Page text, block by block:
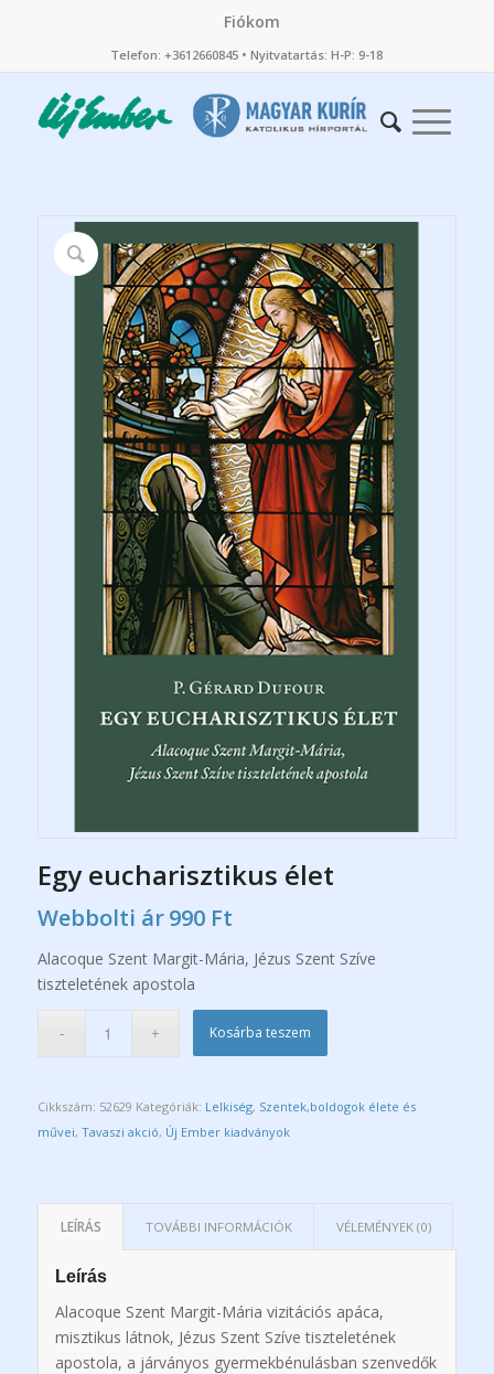
Fiókom
Telefon: +3612660845 • Nyitvatartás: H-P: 9-18
Egy eucharisztikus élet
Webbolti ár 990 Ft
Alacoque Szent Margit-Mária, Jézus Szent Szíve
tiszteletének apostola
Kosárba teszem
Cikkszám: 52629 Kategóriák: Lelkiség, Szentek,boldogok élete és
művei, Tavaszi akció, Új Ember kiadványok
LEÍRÁS TOVÁBBI INFORMÁCIÓK VÉLEMÉNYEK (0)
Leírás
Alacoque Szent Margit-Mária vizitációs apáca,
misztikus látnok, Jézus Szent Szíve tiszteletének
apostola, a járványos gyermekbénulásban szenvedők